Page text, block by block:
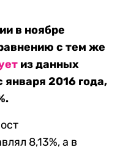
в ноябре
с тем же
из данных
2016 года,
8,13%, а в